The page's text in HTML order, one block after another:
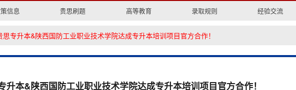
信息 贵思刷题 高等教育 录取规则 经验交流
专升本&陕西国防工业职业技术学院达成专升本培训项目官方合作！
升本&陕西国防工业职业技术学院达成专升本培训项目官方合作！